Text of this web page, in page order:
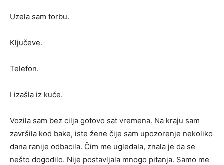
Uzela sam torbu.
Ključeve.
Telefon.
I izašla iz kuće.
Vozila sam bez cilja gotovo sat vremena. Na kraju sam
završila kod bake, iste žene čije sam upozorenje nekoliko
dana ranije odbacila. Čim me ugledala, znala je da se
nešto dogodilo. Nije postavljala mnogo pitanja. Samo me